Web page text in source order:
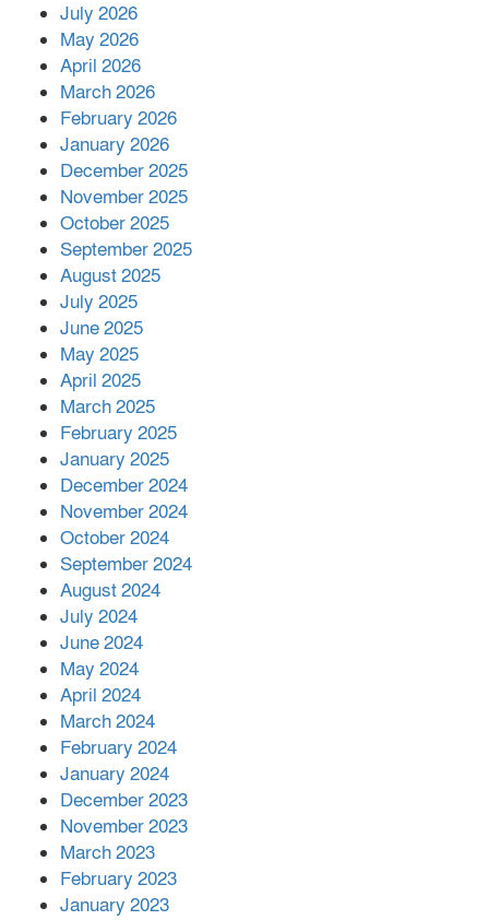
পর ফোন তারেক রহমানের,গ্যাস সঙ্কট
সহায়তা দিলেন সাচিং প্রু জেরী
July 2026
May 2026
April 2026
March 2026
February 2026
January 2026
December 2025
November 2025
October 2025
September 2025
August 2025
July 2025
June 2025
May 2025
April 2025
March 2025
February 2025
January 2025
December 2024
November 2024
October 2024
September 2024
August 2024
July 2024
June 2024
May 2024
April 2024
March 2024
February 2024
January 2024
December 2023
November 2023
March 2023
February 2023
January 2023